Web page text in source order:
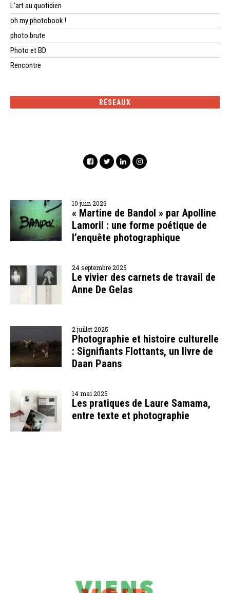
L'art au quotidien
oh my photobook !
photo brute
Photo et BD
Rencontre
RÉSEAUX
10 juin 2026
« Martine de Bandol » par Apolline
Lamoril : une forme poétique de
l’enquête photographique
24 septembre 2025
Le vivier des carnets de travail de
Anne De Gelas
2 juillet 2025
Photographie et histoire culturelle
: Signifiants Flottants, un livre de
Daan Paans
14 mai 2025
Les pratiques de Laure Samama,
entre texte et photographie